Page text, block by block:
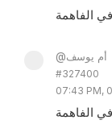
في الفاهمة
@أم يوسف
#327400
07:43 PM,
الفاهمة